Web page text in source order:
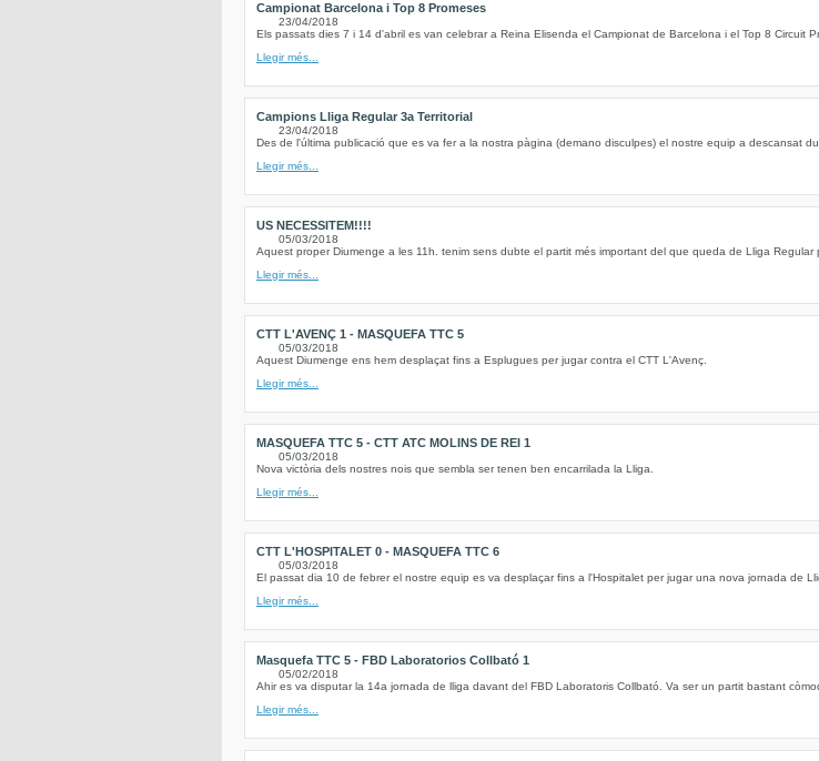
Campionat Barcelona i Top 8 Promeses
23/04/2018
Els passats dies 7 i 14 d'abril es van celebrar a Reina Elisenda el Campionat de Barcelona i el Top 8 Circuit
Llegir més...
Campions Lliga Regular 3a Territorial
23/04/2018
Des de l'última publicació que es va fer a la nostra pàgina (demano disculpes) el nostre equip a descansat
Llegir més...
US NECESSITEM!!!!
05/03/2018
Aquest proper Diumenge a les 11h. tenim sens dubte el partit més important del que queda de Lliga
Llegir més...
CTT L'AVENÇ 1 - MASQUEFA TTC 5
05/03/2018
Aquest Diumenge ens hem desplaçat fins a Esplugues per jugar contra el CTT L'Avenç.
Llegir més...
MASQUEFA TTC 5 - CTT ATC MOLINS DE REI 1
05/03/2018
Nova victòria dels nostres nois que sembla ser tenen ben encarrilada la Lliga.
Llegir més...
CTT L'HOSPITALET 0 - MASQUEFA TTC 6
05/03/2018
El passat dia 10 de febrer el nostre equip es va desplaçar fins a l'Hospitalet per jugar una nova jornada de
Llegir més...
Masquefa TTC 5 - FBD Laboratorios Collbató 1
05/02/2018
Ahir es va disputar la 14a jornada de lliga davant del FBD Laboratoris Collbató. Va ser un partit bastant
Llegir més...